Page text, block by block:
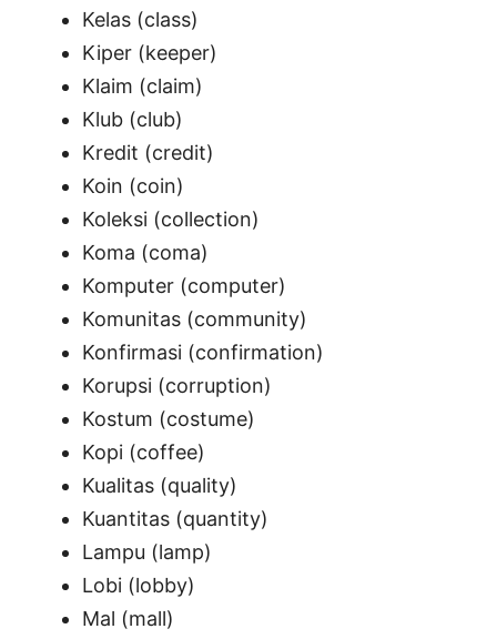
Kelas (class)
Kiper (keeper)
Klaim (claim)
Klub (club)
Kredit (credit)
Koin (coin)
Koleksi (collection)
Koma (coma)
Komputer (computer)
Komunitas (community)
Konfirmasi (confirmation)
Korupsi (corruption)
Kostum (costume)
Kopi (coffee)
Kualitas (quality)
Kuantitas (quantity)
Lampu (lamp)
Lobi (lobby)
Mal (mall)